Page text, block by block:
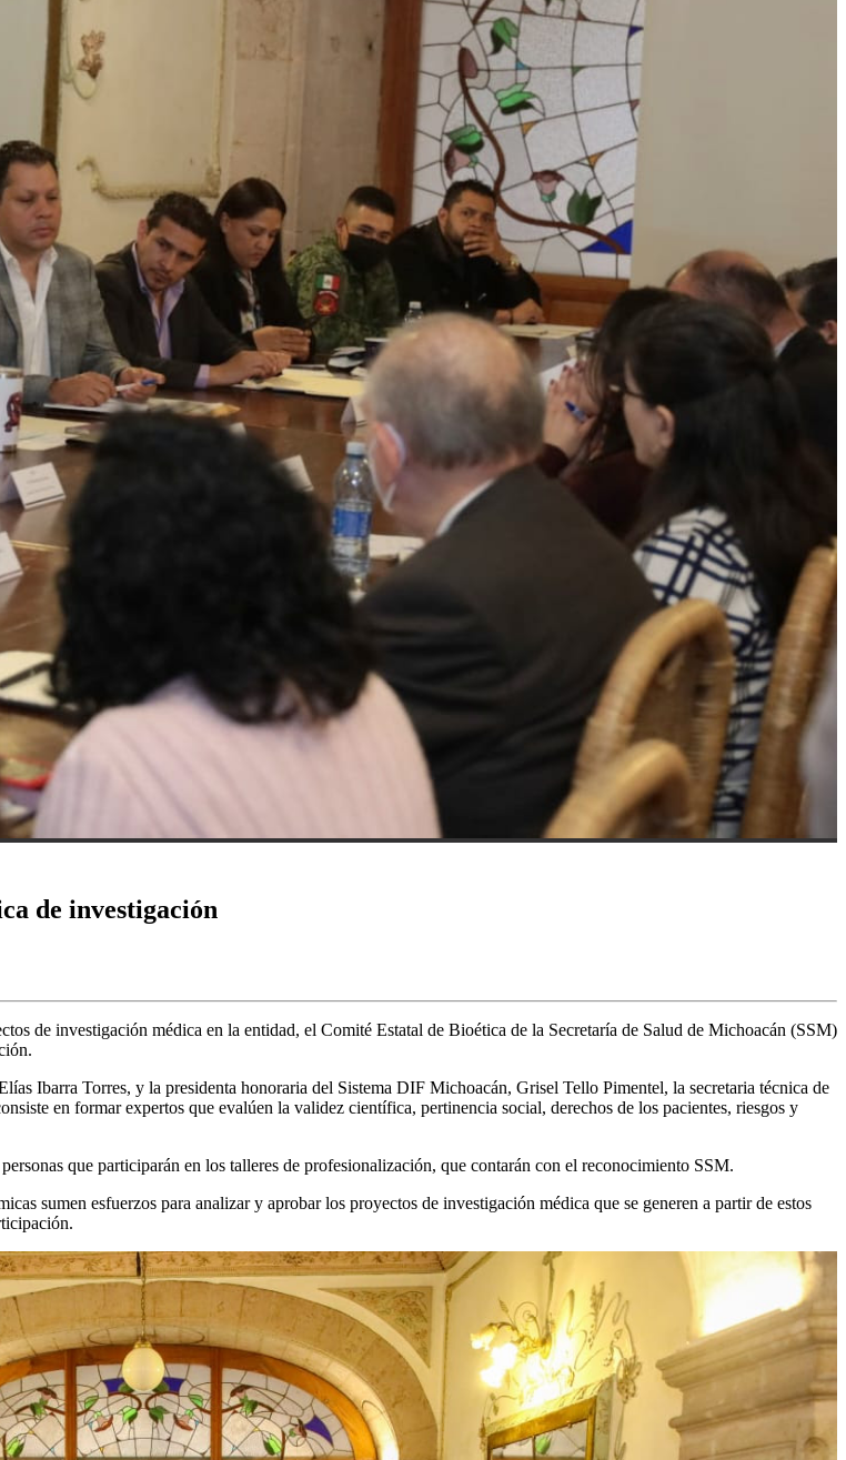
de investigación
de investigación médica en la entidad, el Comité Estatal de Bioética de la Secretaría de Salud de Michoacán (SSM)
Ibarra Torres, y la presidenta honoraria del Sistema DIF Michoacán, Grisel Tello Pimentel, la secretaria técnica de
en formar expertos que evalúen la validez científica, pertinencia social, derechos de los pacientes, riesgos y
que participarán en los talleres de profesionalización, que contarán con el reconocimiento SSM.
sumen esfuerzos para analizar y aprobar los proyectos de investigación médica que se generen a partir de estos